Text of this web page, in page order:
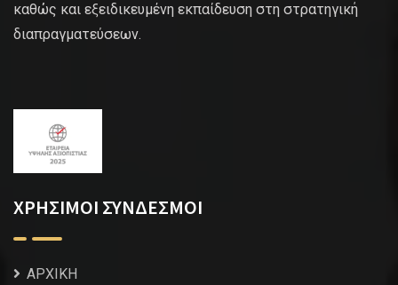
καθώς και εξειδικευμένη εκπαίδευση στη στρατηγική
διαπραγματεύσεων.
ΧΡΗΣΙΜΟΙ ΣΥΝΔΕΣΜΟΙ
ΑΡΧΙΚΗ